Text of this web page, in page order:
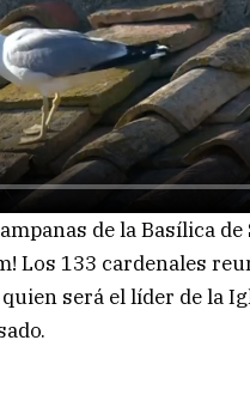
de la Basílica
Los 133 cardenales
será el líder de la